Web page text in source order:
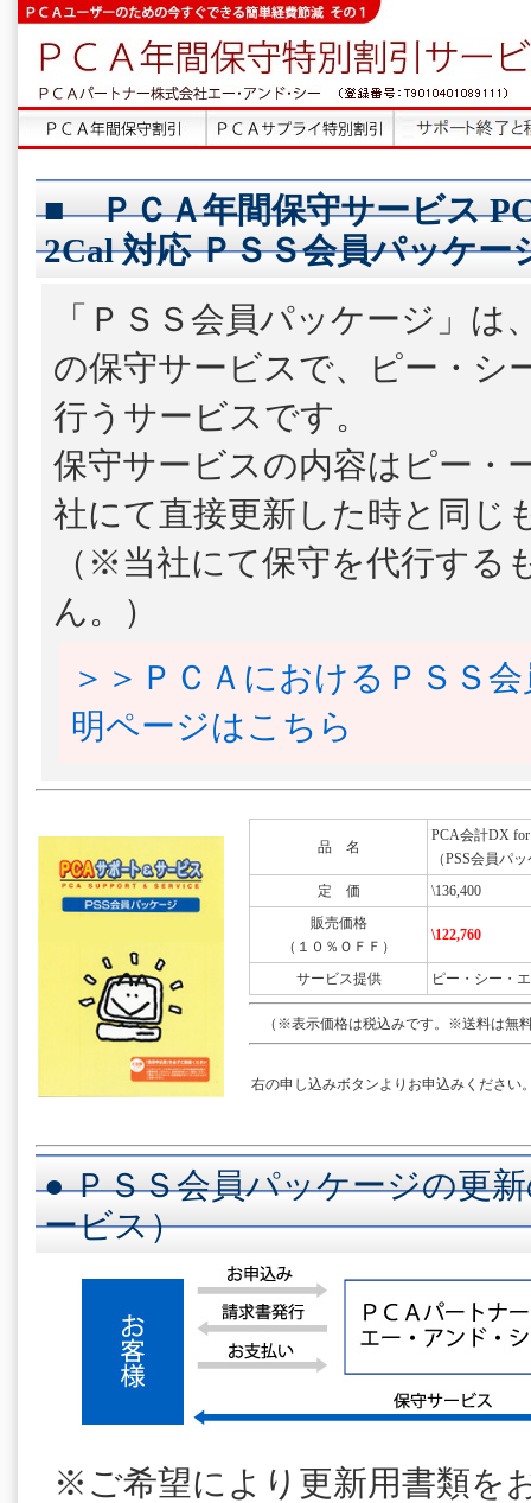
■ ＰＣＡ年間保守サービス
2Cal 対応 ＰＳＳ会員パッケー
「ＰＳＳ会員パッケージ」は
の保守サービスで、ピー・シ
行うサービスです。
保守サービスの内容はピー・
社にて直接更新した時と同じ
（※当社にて保守を代行する
ん。）
＞＞ＰＣＡにおけるＰＳＳ
明ページはこちら
品 名
PCA会計DX for
（PSS会員パ
定 価
\136,400
販売価格
（１０％ＯＦＦ）
\122,760
サービス提供 ピー・シー・
（※表示価格は税込みです。※送料は無
右の申し込みボタンよりお申込みください
● ＰＳＳ会員パッケージの更
ービス）
※ご希望により更新用書類を